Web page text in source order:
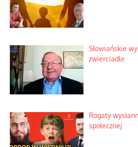
Słowiańskie
zwierciadle
Rogaty
społecznej